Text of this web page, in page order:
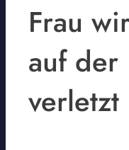
Frau
auf der
verletzt